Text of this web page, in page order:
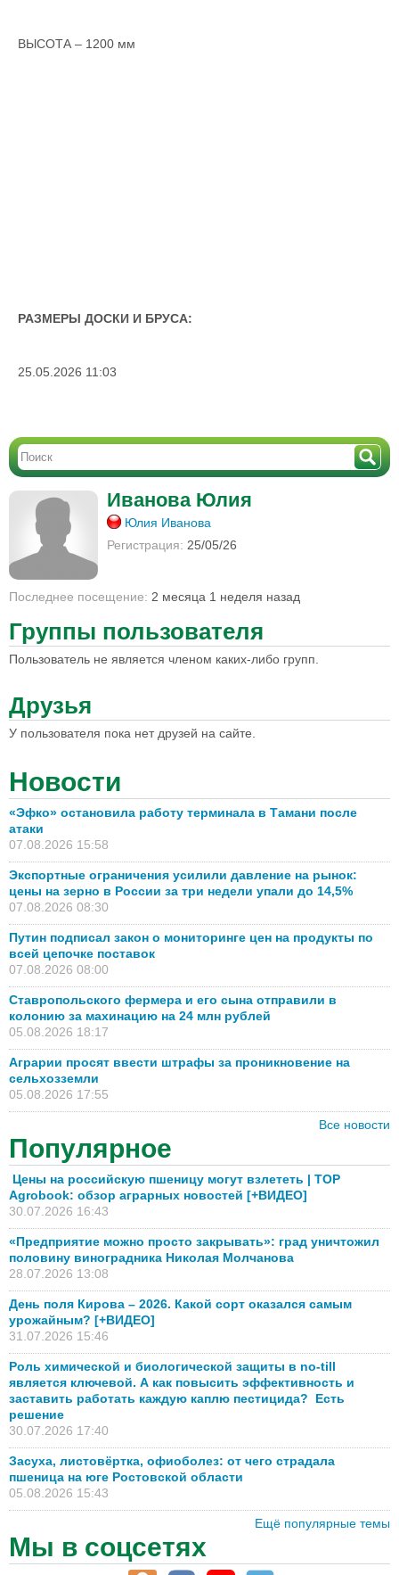
ВЫСОТА – 1200 мм
РАЗМЕРЫ ДОСКИ И БРУСА:
25.05.2026 11:03
Иванова Юлия
Юлия Иванова
Регистрация: 25/05/26
Последнее посещение: 2 месяца 1 неделя назад
Группы пользователя
Пользователь не является членом каких-либо групп.
Друзья
У пользователя пока нет друзей на сайте.
Новости
«Эфко» остановила работу терминала в Тамани после
атаки
07.08.2026 15:58
Экспортные ограничения усилили давление на рынок:
цены на зерно в России за три недели упали до 14,5%
07.08.2026 08:30
Путин подписал закон о мониторинге цен на продукты по
всей цепочке поставок
07.08.2026 08:00
Ставропольского фермера и его сына отправили в
колонию за махинацию на 24 млн рублей
05.08.2026 18:17
Аграрии просят ввести штрафы за проникновение на
сельхозземли
05.08.2026 17:55
Все новости
Популярное
Цены на российскую пшеницу могут взлететь | TOP
Agrobook: обзор аграрных новостей [+ВИДЕО]
30.07.2026 16:43
«Предприятие можно просто закрывать»: град уничтожил
половину виноградника Николая Молчанова
28.07.2026 13:08
День поля Кирова – 2026. Какой сорт оказался самым
урожайным? [+ВИДЕО]
31.07.2026 15:46
Роль химической и биологической защиты в no-till
является ключевой. А как повысить эффективность и
заставить работать каждую каплю пестицида? Есть
решение
30.07.2026 17:40
Засуха, листовёртка, офиоболез: от чего страдала
пшеница на юге Ростовской области
05.08.2026 15:43
Ещё популярные темы
Мы в соцсетях